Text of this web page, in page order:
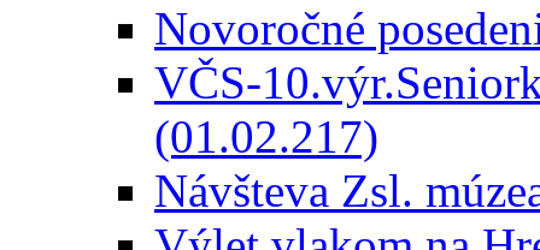
Novoročné
VČS-
(01.02.217)
Návšteva Zsl.